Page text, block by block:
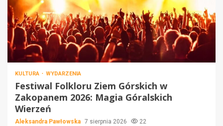
KULTURA WYDARZENIA
Festiwal Folkloru Ziem Górskich w
Zakopanem 2026: Magia Góralskich
Wierzeń
Aleksandra Pawłowska 7 sierpnia 2026 22